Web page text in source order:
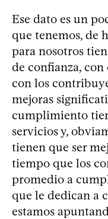
Ese dato es un
que tenemos, de
para nosotros
de confianza,
con los
mejoras
cumplimiento
servicios y,
tienen que ser
tiempo que los
promedio a
que le dedican a
estamos